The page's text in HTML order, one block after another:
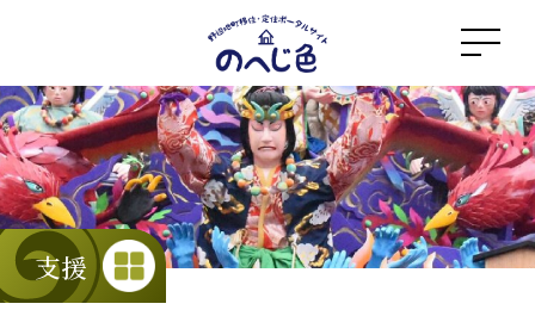
ン
コ
ン
テ
ン
ツ
に
支援